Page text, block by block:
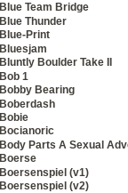
Blue Team Bridge
Blue Thunder
Blue-Print
Bluesjam
Bluntly Boulder Take II
Bob 1
Bobby Bearing
Boberdash
Bobie
Bocianoric
Body Parts A Sexual
Boerse
Boersenspiel (v1)
Boersenspiel (v2)